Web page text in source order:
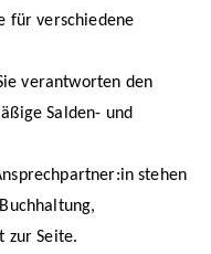
für verschiedene
verantworten den
Salden- und
stehen
zur Seite.